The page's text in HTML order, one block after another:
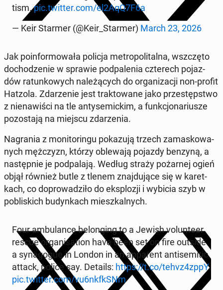
tism.pic.twitter.com/el2AqQ7F6a
— Keir Starmer (@Keir_Starmer) March 23, 2026
Jak po­in­for­mo­wa­ła policja me­tro­po­li­tal­na, wsz­czę­to
do­cho­dze­nie w sprawie pod­pa­le­nia czte­rech po­jaz­
dów ra­tun­ko­wych na­le­żą­cych do or­ga­ni­za­cji non-profit
Hatzola. Zda­rze­nie jest trak­to­wa­ne jako prze­stęp­stwo
z nie­na­wi­ści na tle an­ty­se­mic­kim, a funk­cjo­na­riu­sze
po­zo­sta­ją na miejscu zda­rze­nia.
Na­gra­nia z mo­ni­to­rin­gu po­ka­zu­ją trzech za­ma­sko­wa­
nych męż­czyzn, którzy ob­le­wa­ją pojazdy benzyną, a
na­stęp­nie je pod­pa­la­ją. Według straży po­żar­nej ogień
objął również butle z tlenem znaj­du­ją­ce się w ka­ret­
kach, co do­pro­wa­dzi­ło do eks­plo­zji i wybicia szyb w
po­bli­skich bu­dyn­kach miesz­kal­nych.
Four am­bu­lan­ce be­lon­ging to a Jewish vo­lun­te­er
rescue or­ga­ni­sa­tion have been set on fire outside
a sy­na­go­gue in London in an ap­pa­rent an­ti­se­mi­tic
attack, police say. Details: https://t.co/tehvz4zppY
pic.twitter.com/vu6nkfkSNm